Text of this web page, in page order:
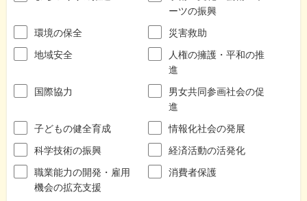
ーツの振興
環境の保全
災害救助
地域安全
人権の擁護・平和の推
進
国際協力
男女共同参画社会の促
進
子どもの健全育成
情報化社会の発展
科学技術の振興
経済活動の活発化
職業能力の開発・雇用
機会の拡充支援
消費者保護